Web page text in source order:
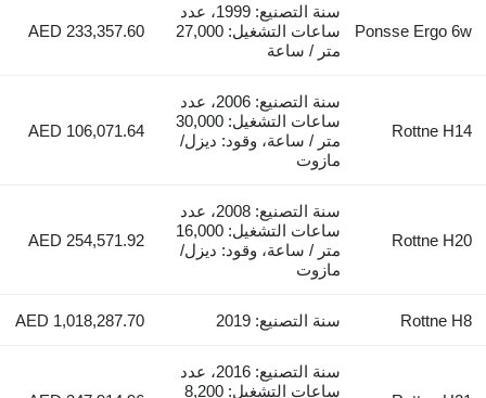
Ponsse Ergo 6w
سنة التصنيع: 1999، عدد
ساعات التشغيل: 27,000
متر / ساعة
AED 233,357.60
Rottne H14
سنة التصنيع: 2006، عدد
ساعات التشغيل: 30,000
متر / ساعة، وقود: ديزل/
مازوت
AED 106,071.64
Rottne H20
سنة التصنيع: 2008، عدد
ساعات التشغيل: 16,000
متر / ساعة، وقود: ديزل/
مازوت
AED 254,571.92
Rottne H8 سنة التصنيع: 2019 AED 1,018,287.70
سنة التصنيع: 2016، عدد
ساعات التشغيل: 8,200